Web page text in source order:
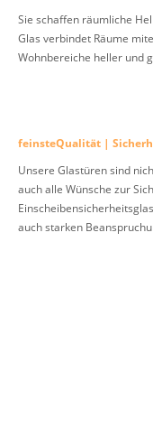
Sie schaffen räumliche
Glas verbindet Räume
Wohnbereiche heller und
feinsteQualität |
Unsere Glastüren sind
auch alle Wünsche zur
auch starken